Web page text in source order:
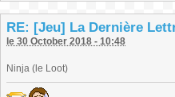
RE: [Jeu] La Dernière
le 30 October 2018 - 10:48
Ninja (le Loot)